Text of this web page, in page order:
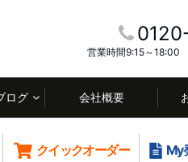
営業時間9:15～18:00
ログ 会社概要
クイックオーダー My